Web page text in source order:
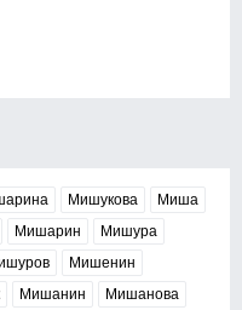
Мишукова
Миша
Мишарин
Мишура
Мишенин
Мишанин Мишанова